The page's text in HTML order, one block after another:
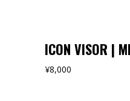
ICON VISOR |
¥8,000